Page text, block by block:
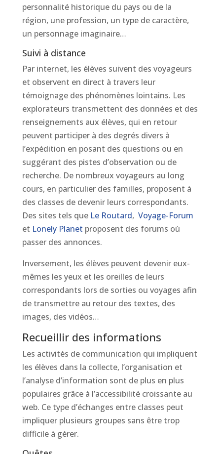
personnalité historique du pays ou de la
région, une profession, un type de caractère,
un personnage imaginaire…
Suivi à distance
Par internet, les élèves suivent des voyageurs
et observent en direct à travers leur
témoignage des phénomènes lointains. Les
explorateurs transmettent des données et des
renseignements aux élèves, qui en retour
peuvent participer à des degrés divers à
l’expédition en posant des questions ou en
suggérant des pistes d’observation ou de
recherche. De nombreux voyageurs au long
cours, en particulier des familles, proposent à
des classes de devenir leurs correspondants.
Des sites tels que Le Routard, Voyage-Forum
et Lonely Planet proposent des forums où
passer des annonces.
Inversement, les élèves peuvent devenir eux-
mêmes les yeux et les oreilles de leurs
correspondants lors de sorties ou voyages afin
de transmettre au retour des textes, des
images, des vidéos…
Recueillir des informations
Les activités de communication qui impliquent
les élèves dans la collecte, l’organisation et
l’analyse d’information sont de plus en plus
populaires grâce à l’accessibilité croissante au
web. Ce type d’échanges entre classes peut
impliquer plusieurs groupes sans être trop
difficile à gérer.